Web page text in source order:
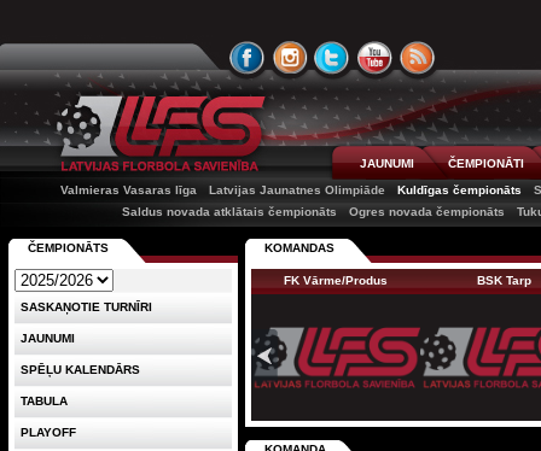
JAUNUMI
ČEMPIONĀTI
Valmieras Vasaras līga
Latvijas Jaunatnes Olimpiāde Kuldīgas čempionāts
Saldus novada atklātais čempionāts
Ogres novada čempionāts
KOMANDAS
FK Vārme/Produs BSK Tarp
ČEMPIONĀTS
SASKAŅOTIE TURNĪRI
JAUNUMI
SPĒĻU KALENDĀRS
TABULA
PLAYOFF